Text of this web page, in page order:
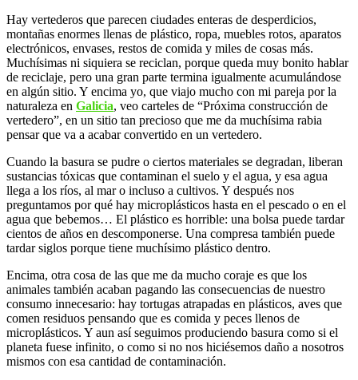
Hay vertederos que parecen ciudades enteras de desperdicios,
montañas enormes llenas de plástico, ropa, muebles rotos, aparatos
electrónicos, envases, restos de comida y miles de cosas más.
Muchísimas ni siquiera se reciclan, porque queda muy bonito hablar
de reciclaje, pero una gran parte termina igualmente acumulándose
en algún sitio. Y encima yo, que viajo mucho con mi pareja por la
naturaleza en Galicia, veo carteles de “Próxima construcción de
vertedero”, en un sitio tan precioso que me da muchísima rabia
pensar que va a acabar convertido en un vertedero.
Cuando la basura se pudre o ciertos materiales se degradan, liberan
sustancias tóxicas que contaminan el suelo y el agua, y esa agua
llega a los ríos, al mar o incluso a cultivos. Y después nos
preguntamos por qué hay microplásticos hasta en el pescado o en el
agua que bebemos… El plástico es horrible: una bolsa puede tardar
cientos de años en descomponerse. Una compresa también puede
tardar siglos porque tiene muchísimo plástico dentro.
Encima, otra cosa de las que me da mucho coraje es que los
animales también acaban pagando las consecuencias de nuestro
consumo innecesario: hay tortugas atrapadas en plásticos, aves que
comen residuos pensando que es comida y peces llenos de
microplásticos. Y aun así seguimos produciendo basura como si el
planeta fuese infinito, o como si no nos hiciésemos daño a nosotros
mismos con esa cantidad de contaminación.